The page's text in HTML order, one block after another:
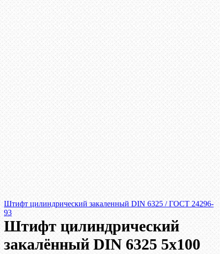
Штифт цилиндрический закаленный DIN 6325 / ГОСТ 24296-
93
Штифт цилиндрический
закалённый DIN 6325 5х100